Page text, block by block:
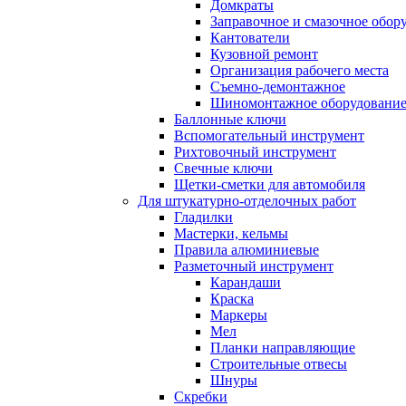
Домкраты
Заправочное и смазочное
Кантователи
Кузовной ремонт
Организация рабочего места
Съемно-демонтажное
Шиномонтажное оборудование
Баллонные ключи
Вспомогательный инструмент
Рихтовочный инструмент
Свечные ключи
Щетки-сметки для автомобиля
Для штукатурно-отделочных работ
Гладилки
Мастерки, кельмы
Правила алюминиевые
Разметочный инструмент
Карандаши
Краска
Маркеры
Мел
Планки направляющие
Строительные отвесы
Шнуры
Скребки